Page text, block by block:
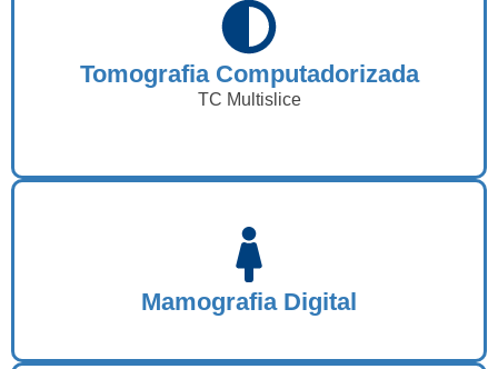
Tomografia Computadorizada
TC Multislice
Mamografia Digital